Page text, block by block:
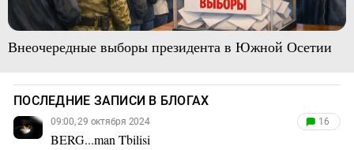
Внеочередные выборы президента в Южной Осетии
ПОСЛЕДНИЕ ЗАПИСИ В БЛОГАХ
09:00, 29 октября 2024
BERG...man Tbilisi
16